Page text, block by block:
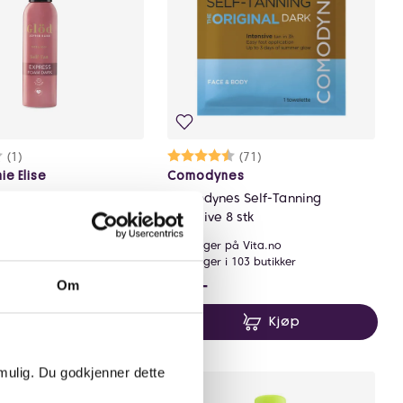
Om
Du godkjenner dette
(1)
av 5 mulige
Elise
butikker
Karakter:
(71)
4.7 av 5 mulige
Comodynes
Comodynes Self-Tanning
Intensive 8 stk
På lager på Vita.no
På lager i 103 butikker
149,-149 NOK
Kjøp
☀️